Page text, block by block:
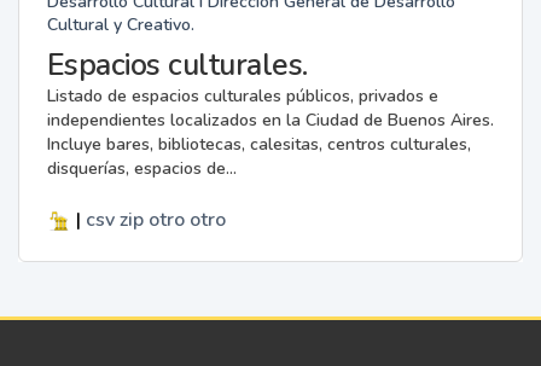
Cultural y Creativo.
Espacios culturales.
Listado de espacios culturales públicos, privados e
independientes localizados en la Ciudad de Buenos Aires.
Incluye bares, bibliotecas, calesitas, centros culturales,
disquerías, espacios de...
| csv zip otro otro